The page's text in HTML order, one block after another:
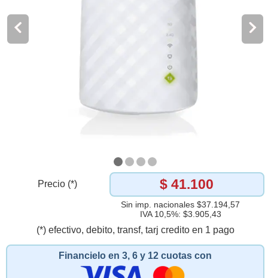
Precio (*) $ 41.100
Sin imp. nacionales $37.194,57
IVA 10,5%: $3.905,43
(*) efectivo, debito, transf, tarj credito en 1 pago
Financielo en 3, 6 y 12 cuotas con